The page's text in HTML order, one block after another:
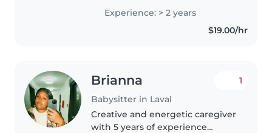
de tous âges. Formée en soins
de santé primaires, je parle
Experience: > 2 years
$19.00/hr
Brianna
Babysitter in Laval
1
Creative and energetic caregiver
with 5 years of experience